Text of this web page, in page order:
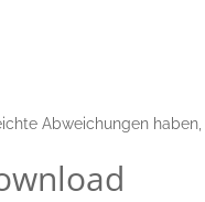
Abweichungen